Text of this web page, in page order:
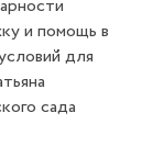
и помощь в
для
сада